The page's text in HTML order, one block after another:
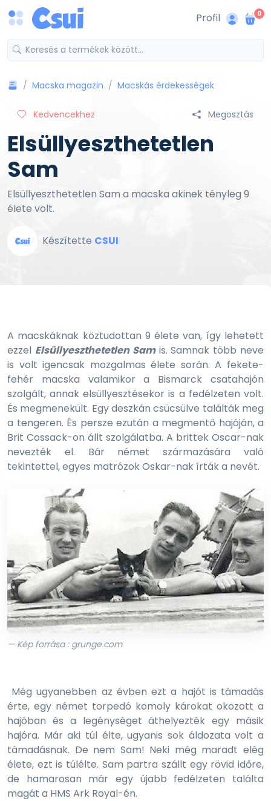
Profil 0
Macska magazin Macskás érdekességek
Kedvencekhez Megosztás
Elsüllyeszthetetlen
Sam
Elsüllyeszthetetlen Sam a macska akinek tényleg 9
élete volt.
Készítette CSUI
A macskáknak köztudottan 9 élete van, így lehetett
ezzel Elsüllyeszthetetlen Samis. Samnak több neve
is volt igencsak mozgalmas élete során. A fekete-
fehér macska valamikor a Bismarck csatahajón
szolgált, annak elsüllyesztésekor is a fedélzeten volt.
És megmenekült. Egy deszkán csücsülve találták meg
a tengeren. És persze ezután a megmentő hajóján, a
Brit Cossack-on állt szolgálatba. A brittek Oscar-nak
nevezték el. Bár német származására való
tekintettel, egyes matrózok Oskar-nak írták a nevét.
— Kép forrása : grunge.com
Még ugyanebben az évben ezt a hajót is támadás
érte, egy német torpedó komoly károkat okozott a
hajóban és a legénységet áthelyezték egy másik
hajóra. Már aki túl élte, ugyanis sok áldozata volt a
támadásnak. De nem Sam! Neki még maradt elég
élete, ezt is túlélte. Sam partra szállt egy rövid időre,
de hamarosan már egy újabb fedélzeten találta
magát a HMS Ark Royal-én.